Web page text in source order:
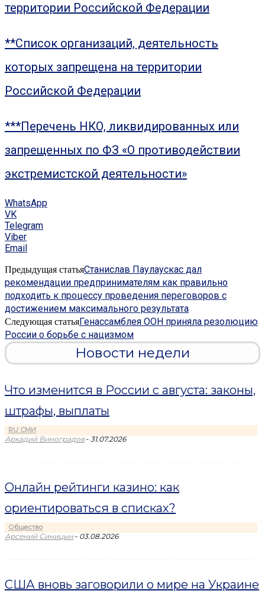
территории Российской Федерации
**Список организаций, деятельность
которых запрещена на территории
Российской Федерации
***Перечень НКО, ликвидированных или
запрещенных по ФЗ «О противодействии
экстремистской деятельности»
WhatsApp
VK
Telegram
Viber
Email
Предыдущая статьяСтанислав Паулаускас дал
рекомендации предпринимателям как правильно
подходить к процессу проведения переговоров с
достижением максимального результата
Следующая статьяГенассамблея ООН приняла резолюцию
России о борьбе с нацизмом
Новости недели
Что изменится в России с августа: законы,
штрафы, выплаты
RU СМИ
Аркадий Виноградов - 31.07.2026
Онлайн рейтинги казино: как
ориентироваться в списках?
Общество
Арсений Синицын - 03.08.2026
США вновь заговорили о мире на Украине